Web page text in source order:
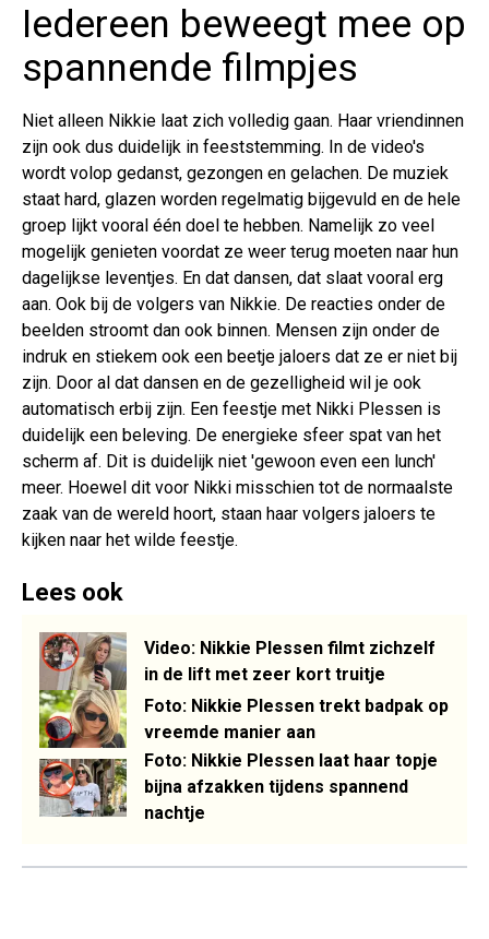
Iedereen beweegt mee op
spannende filmpjes
Niet alleen Nikkie laat zich volledig gaan. Haar vriendinnen
zijn ook dus duidelijk in feeststemming. In de video's
wordt volop gedanst, gezongen en gelachen. De muziek
staat hard, glazen worden regelmatig bijgevuld en de hele
groep lijkt vooral één doel te hebben. Namelijk zo veel
mogelijk genieten voordat ze weer terug moeten naar hun
dagelijkse leventjes. En dat dansen, dat slaat vooral erg
aan. Ook bij de volgers van Nikkie. De reacties onder de
beelden stroomt dan ook binnen. Mensen zijn onder de
indruk en stiekem ook een beetje jaloers dat ze er niet bij
zijn. Door al dat dansen en de gezelligheid wil je ook
automatisch erbij zijn. Een feestje met Nikki Plessen is
duidelijk een beleving. De energieke sfeer spat van het
scherm af. Dit is duidelijk niet 'gewoon even een lunch'
meer. Hoewel dit voor Nikki misschien tot de normaalste
zaak van de wereld hoort, staan haar volgers jaloers te
kijken naar het wilde feestje.
Lees ook
Video: Nikkie Plessen filmt zichzelf
in de lift met zeer kort truitje
Foto: Nikkie Plessen trekt badpak op
vreemde manier aan
Foto: Nikkie Plessen laat haar topje
bijna afzakken tijdens spannend
nachtje